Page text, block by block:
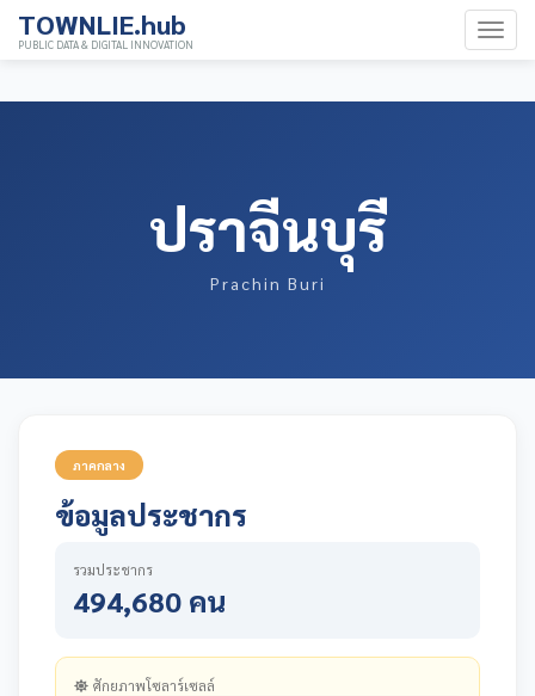
TOWNLIE.hub
PUBLIC DATA & DIGITAL INNOVATION
ปราจีนบุรี
Prachin Buri
ภาคกลาง
ข้อมูลประชากร
รวมประชากร
494,680 คน
ศักยภาพโซลาร์เซลล์